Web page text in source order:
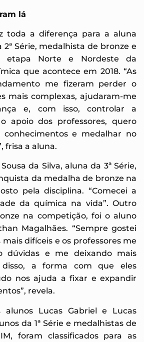
lá
toda a diferença para a aluna
2ª Série, medalhista de bronze e
etapa Norte e Nordeste da
que acontece em 2018. “As
me fizeram perder o
mais complexas, ajudaram-me
e, com isso, controlar a
apoio dos professores, quero
conhecimentos e medalhar no
frisa a aluna.
da Silva, aluna da 3ª Série,
da medalha de bronze na
pela disciplina. “Comecei a
da química na vida”. Outro
na competição, foi o aluno
Magalhães. “Sempre gostei
difíceis e os professores me
dúvidas e me deixando mais
disso, a forma com que eles
nos ajuda a fixar e expandir
revela.
alunos Lucas Gabriel e Lucas
da 1ª Série e medalhistas de
foram classificados para as